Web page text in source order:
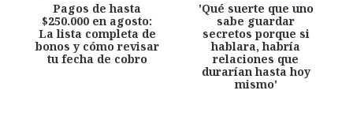
Pagos de hasta
$250.000 en agosto:
La lista completa de
bonos y cómo revisar
tu fecha de cobro
'Qué suerte que uno
sabe guardar
secretos porque si
hablara, habría
relaciones que
durarían hasta hoy
mismo'